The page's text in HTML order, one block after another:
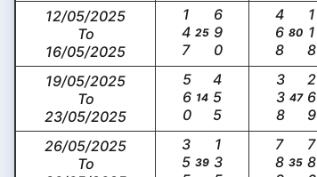
12/05/2025
To
16/05/2025
147 25 690 468 80 118
19/05/2025
To
23/05/2025
560 14 455 338 47269
26/05/2025
To
355 39 135 788 35 780